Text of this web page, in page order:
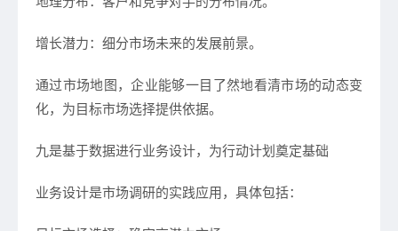
增长潜力：细分市场未来的发展前景。
通过市场地图，企业能够一目了然地看清市场的动态变
化，为目标市场选择提供依据。
九是基于数据进行业务设计，为行动计划奠定基础
业务设计是市场调研的实践应用，具体包括：